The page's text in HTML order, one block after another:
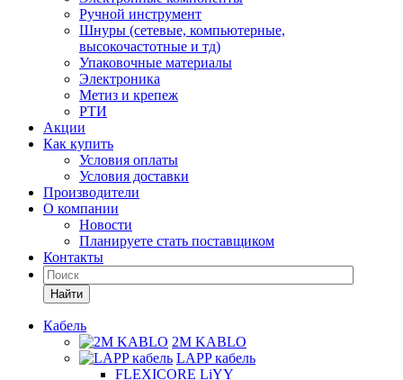
Ручной инструмент
Шнуры (сетевые, компьютерные,
высокочастотные и тд)
Упаковочные материалы
Электроника
Метиз и крепеж
РТИ
Акции
Как купить
Условия оплаты
Условия доставки
Производители
О компании
Новости
Планируете стать поставщиком
Контакты
Найти
Кабель
2M KABLO
LAPP кабель
FLEXICORE LiYY